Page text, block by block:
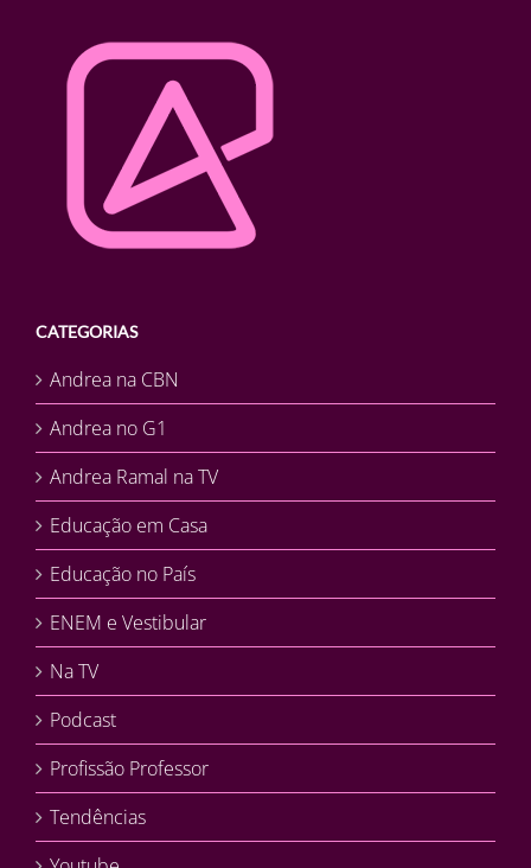
CATEGORIAS
Andrea na CBN
Andrea no G1
Andrea Ramal na TV
Educação em Casa
Educação no País
ENEM e Vestibular
Na TV
Podcast
Profissão Professor
Tendências